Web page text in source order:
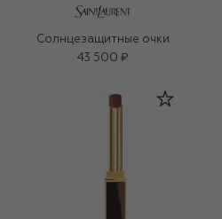
Солнцезащитные очки
43 500 ₽